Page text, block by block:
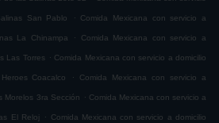
San Pablo . Comida Mexicana con servicio a
La Chinampa . Comida Mexicana con servicio a
Las Torres . Comida Mexicana con servicio a domicilio
Coacalco . Comida Mexicana con servicio a
Morelos 3ra Sección . Comida Mexicana con servicio a
El Reloj . Comida Mexicana con servicio a domicilio